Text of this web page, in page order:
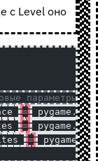
с Level оно
параметры
=
=
=